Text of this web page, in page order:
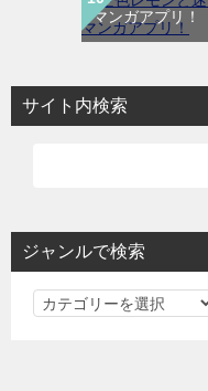
マンガアプリ！
サイト内検索
ジャンルで検索
ジ